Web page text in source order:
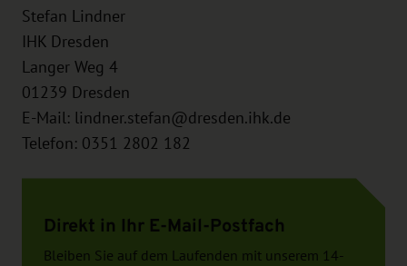
Stefan Lindner
IHK Dresden
Langer Weg 4
01239 Dresden
E-Mail: lindner.stefan@dresden.ihk.de
Telefon: 0351 2802 182
Direkt in Ihr E-Mail-Postfach
Bleiben Sie auf dem Laufenden mit unserem 14-